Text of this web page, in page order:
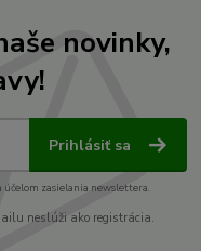
novinky,
Prihlásiť sa
účelom zasielania newslettera.
neslúži ako registrácia.